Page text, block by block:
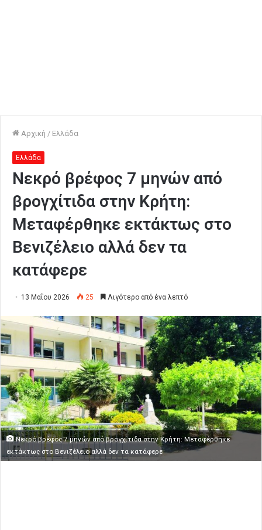
Αρχική / Ελλάδα
Ελλάδα
Νεκρό βρέφος 7 μηνών από
βρογχίτιδα στην Κρήτη:
Μεταφέρθηκε εκτάκτως στο
Βενιζέλειο αλλά δεν τα
κατάφερε
13 Μαΐου 2026 25 Λιγότερο από ένα λεπτό
Νεκρό βρέφος 7 μηνών από βρογχίτιδα στην Κρήτη: Μεταφέρθηκε
εκτάκτως στο Βενιζέλειο αλλά δεν τα κατάφερε